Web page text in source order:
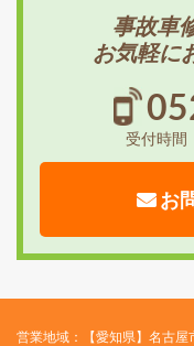
事故車
お気軽に
受付時
お
営業地域：【愛知県】名古屋